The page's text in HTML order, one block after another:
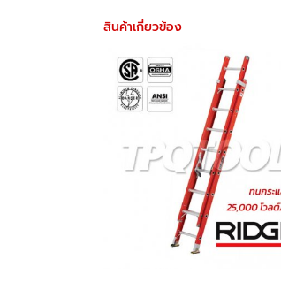
สินค้าเกี่ยวข้อง